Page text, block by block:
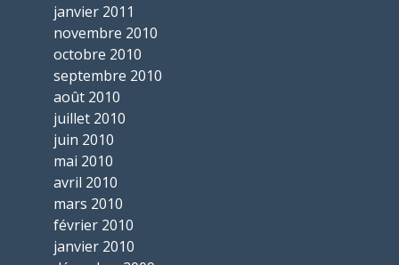
janvier 2011
novembre 2010
octobre 2010
septembre 2010
août 2010
juillet 2010
juin 2010
mai 2010
avril 2010
mars 2010
février 2010
janvier 2010